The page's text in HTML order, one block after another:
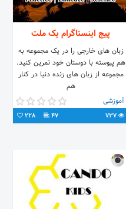
پیج اینستاگرام یک ملت
زبان های خارجی را در یک مجموعه به
هم پیوسته با دوستان خود تمرین کنید.
مجموعه از زبان های زنده دنیا در کنار
هم
آموزشی
47
228